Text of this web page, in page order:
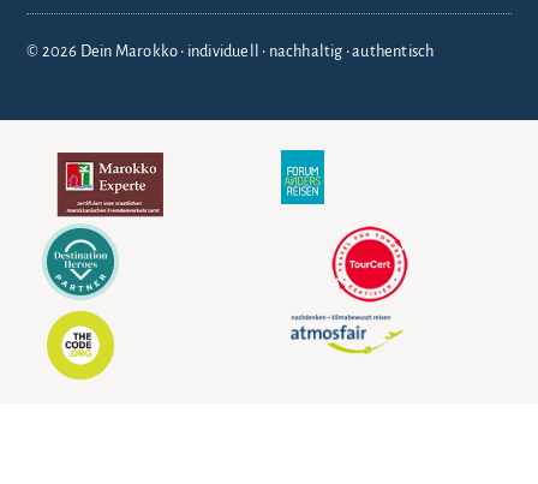
© 2026 Dein Marokko • individuell • nachhaltig • authentisch